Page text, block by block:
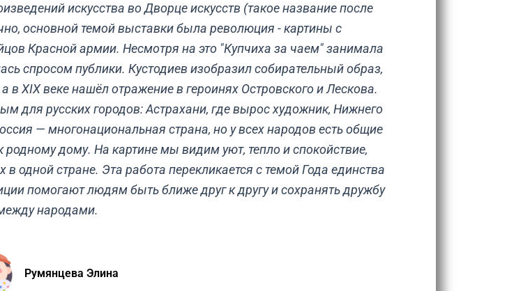
искусства во Дворце искусств (такое название после
основной темой выставки была революция - картины с
Красной армии. Несмотря на это "Купчиха за чаем" занимала
спросом публики. Кустодиев изобразил собирательный образ,
в XIX веке нашёл отражение в героинях Островского и Лескова.
для русских городов: Астрахани, где вырос художник, Нижнего
— многонациональная страна, но у всех народов есть общие
родному дому. На картине мы видим уют, тепло и спокойствие,
одной стране. Эта работа перекликается с темой Года единства
помогают людям быть ближе друг к другу и сохранять дружбу
народами.
Румянцева Элина